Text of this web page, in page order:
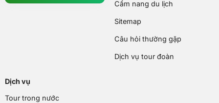
Cẩm nang du lịch
Sitemap
Câu hỏi thường gặp
Dịch vụ tour đoàn
Dịch vụ
Tour trong nước